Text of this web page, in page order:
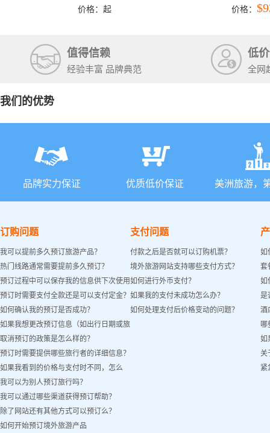
洛杉矶结束）
价格： 起
彩穴+马
价格：
值得信赖
经验丰富 品牌典范
低
全网
我们的优势
品牌实力保证 优质低价保证 美洲旅游，
订购问题
我可以提前多久预订旅游产品？
热门线路通常需要提前多久预订？
预订过程中可以保存我的信息供下次使用
吗？
预订时需要支付全款还是可以支付定金？
如何确认我的预订是否成功？
如果我想更改预订信息（如出行日期或旅
客姓名）怎么办？
取消预订的政策是怎么样的？
预订时需要提供哪些旅行者的详细信息？
如果我看到的价格与支付时不同，怎么
办？
我可以为别人预订旅行吗？
我可以通过哪些渠道获得预订帮助？
除了网站还有其他方式可以预订么？
如何开始预订境外旅游产品
支付问题
付款之后是否就可以订购机票？
境外旅游网站支持哪些支付方式？
如何进行外币支付？
如果我的支付未成功怎么办？
如何处理支付后价格变动的问题？
如
套
如
是
酒
哪
如
关
紧